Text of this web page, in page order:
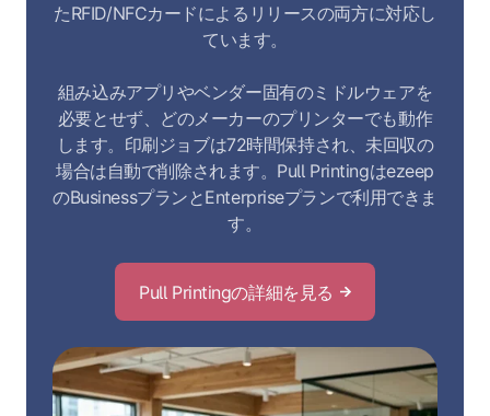
たRFID/NFCカードによるリリースの両方に対応し
ています。
組み込みアプリやベンダー固有のミドルウェアを
必要とせず、どのメーカーのプリンターでも動作
します。印刷ジョブは72時間保持され、未回収の
場合は自動で削除されます。Pull Printingはezeep
のBusinessプランとEnterpriseプランで利用できま
す。
Pull Printingの詳細を見る